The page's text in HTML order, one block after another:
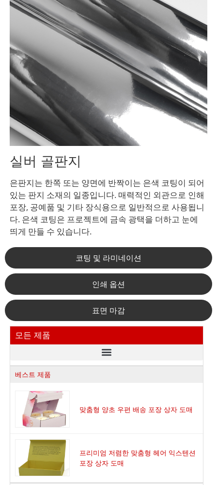
모든 제품
베스트 제품
맞춤형 양초 우편 배송 포장 상자 도매
프리미엄 저렴한 맞춤형 헤어 익스텐션
포장 상자 도매
코팅 및 라미네이션
인쇄 옵션
표면 마감
실버 골판지
은판지는 한쪽 또는 양면에 반짝이는 은색 코팅이 되어
있는 판지 소재의 일종입니다. 매력적인 외관으로 인해
포장, 공예품 및 기타 장식용으로 일반적으로 사용됩니
다. 은색 코팅은 프로젝트에 금속 광택을 더하고 눈에
띄게 만들 수 있습니다.